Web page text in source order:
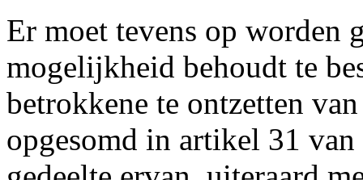
Er moet tevens op worden
mogelijkheid behoudt te
betrokkene te ontzetten
opgesomd in artikel 31